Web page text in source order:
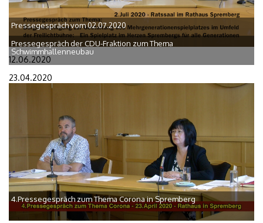
Pressegespräch vom 02.07.2020
12.06.2020
Pressegespräch der CDU-Fraktion zum Thema
Schwimmhallenneubau
23.04.2020
4.Pressegespräch zum Thema Corona in Spremberg